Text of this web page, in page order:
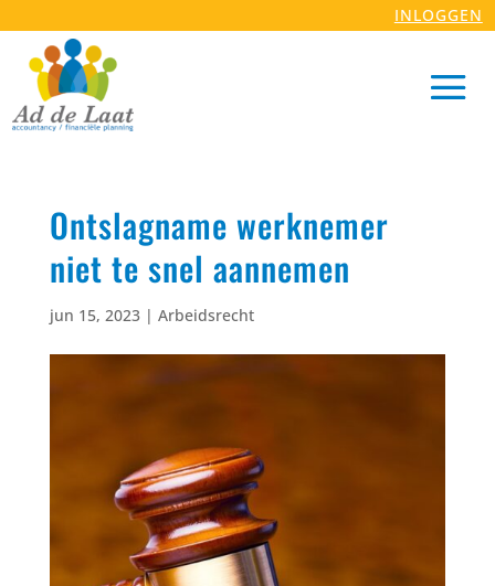
INLOGGEN
Ontslagname werknemer
niet te snel aannemen
jun 15, 2023| Arbeidsrecht